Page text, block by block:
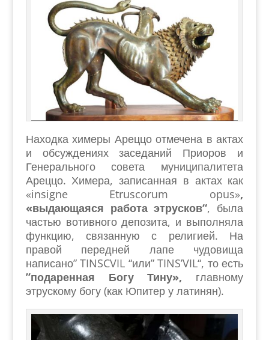
Находка химеры Ареццо отмечена в актах
и обсуждениях заседаний Приоров и
Генерального совета муниципалитета
Ареццо. Химера, записанная в актах как
«insigne Etruscorum opus»,
«выдающаяся работа этрусков“, была
частью вотивного депозита, и выполняла
функцию, связанную с религией. На
правой передней лапе чудовища
написано” TINSCVIL “или” TINS’VIL“, то есть
”подаренная Богу Тину», главному
этрускому богу (как Юпитер у латинян).